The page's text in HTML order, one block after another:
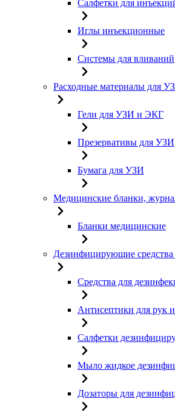
Салфетки для
Иглы инъекционные
Системы для вливаний
Расходные материалы для
Гели для УЗИ и ЭКГ
Презервативы для УЗИ
Бумага для УЗИ
Медицинские бланки,
Бланки медицинские
Дезинфицирующие средства
Средства для
Антисептики для рук
Салфетки
Мыло жидкое
Дозаторы для